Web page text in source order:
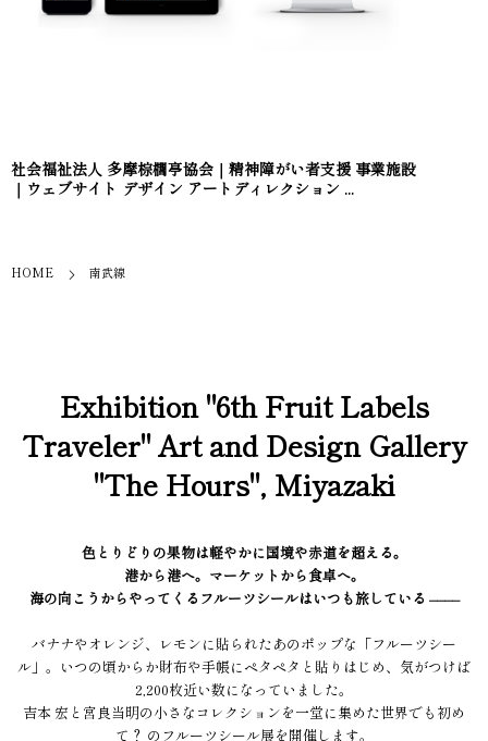
社会福祉法人 多摩棕櫚亭協会｜精神障がい者支援 事業施設
｜ウェブサイト デザイン アートディレクション ...
HOME 南武線
Exhibition "6th Fruit Labels
Traveler" Art and Design Gallery
"The Hours", Miyazaki
色とりどりの果物は軽やかに国境や赤道を超える。
港から港へ。マーケットから食卓へ。
海の向こうからやってくるフルーツシールはいつも旅している ––––
バナナやオレンジ、レモンに貼られたあのポップな「フルーツシー
ル」。いつの頃からか財布や手帳にペタペタと貼りはじめ、気がつけば
2,200枚近い数になっていました。
吉本 宏と宮良当明の小さなコレクションを一堂に集めた世界でも初め
て？ のフルーツシール展を開催します。